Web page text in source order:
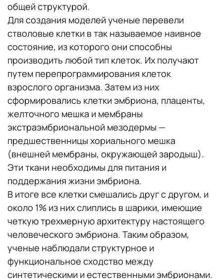
общей структурой.
Для создания моделей ученые перевели
стволовые клетки в так называемое наивное
состояние, из которого они способны
производить любой тип клеток. Их получают
путем перепрограммирования клеток
взрослого организма. Затем из них
сформировались клетки эмбриона, плаценты,
желточного мешка и мембраны
экстраэмбриональной мезодермы —
предшественницы хориального мешка
(внешней мембраны, окружающей зародыш).
Эти ткани необходимы для питания и
поддержания жизни эмбриона.
В итоге все клетки смешались друг с другом, и
около 1% из них слиплись в шарики, имеющие
четкую трехмерную архитектуру настоящего
человеческого эмбриона. Таким образом,
ученые наблюдали структурное и
функциональное сходство между
синтетическими и естественными эмбрионами.